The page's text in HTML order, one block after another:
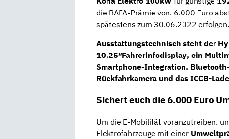
die BAFA-Prämie von. 6.000 Euro
spätestens zum 30.06.2022 erfolgen.
Ausstattungstechnisch steht der
10,25″Fahrerinfodisplay, ein
Smartphone-Integration,
Rückfahrkamera und das ICCB-
Sichert euch die 6.000 Euro
Um die E-Mobilität voranzutreiben,
Elektrofahrzeuge mit einer